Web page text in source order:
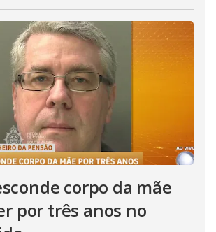
corpo da mãe
por três anos no